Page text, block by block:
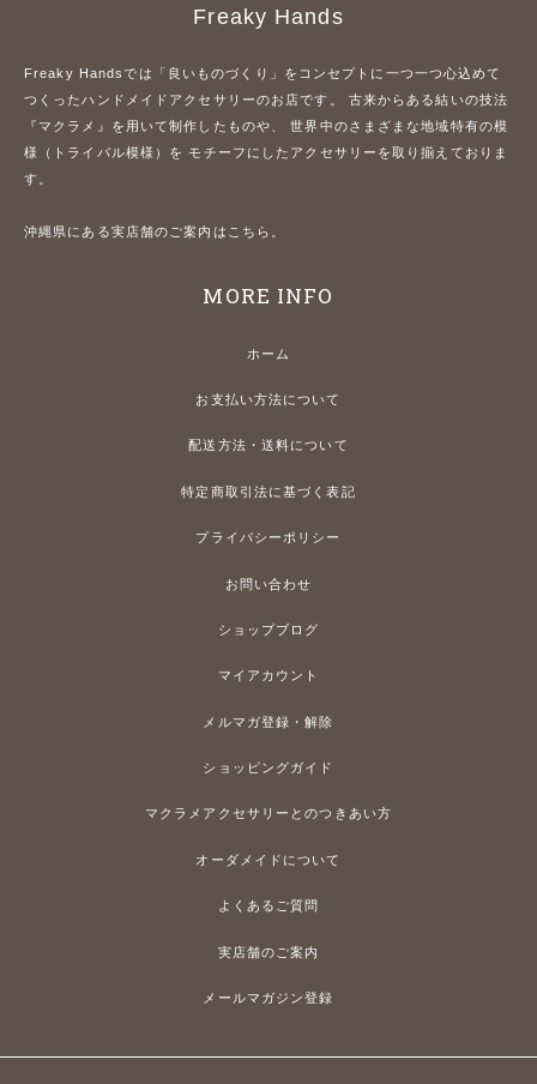
Freaky Hands
Freaky Handsでは「良いものづくり」をコンセプトに一つ一つ心込めて
つくったハンドメイドアクセサリーのお店です。 古来からある結いの技法
『マクラメ』を用いて制作したものや、 世界中のさまざまな地域特有の模
様（トライバル模様）を モチーフにしたアクセサリーを取り揃えておりま
す。
沖縄県にある実店舗のご案内はこちら。
MORE INFO
ホーム
お支払い方法について
配送方法・送料について
特定商取引法に基づく表記
プライバシーポリシー
お問い合わせ
ショップブログ
マイアカウント
メルマガ登録・解除
ショッピングガイド
マクラメアクセサリーとのつきあい方
オーダメイドについて
よくあるご質問
実店舗のご案内
メールマガジン登録